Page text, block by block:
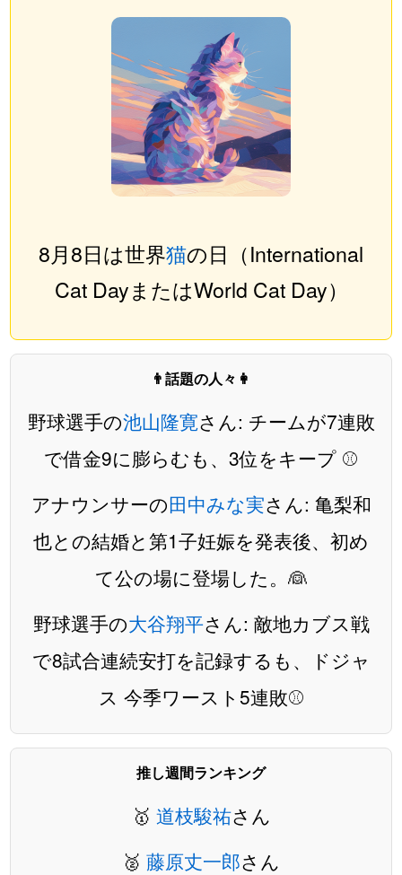
8月8日は世界猫の日（International
Cat DayまたはWorld Cat Day）
👨話題の人々👩
野球選手の池山隆寛さん: チームが7連敗
で借金9に膨らむも、3位をキープ ⚾️
アナウンサーの田中みな実さん: 亀梨和
也との結婚と第1子妊娠を発表後、初め
て公の場に登場した。👰
野球選手の大谷翔平さん: 敵地カブス戦
で8試合連続安打を記録するも、ドジャ
ス 今季ワースト5連敗⚾️
推し週間ランキング
🥇 道枝駿祐さん
🥈 藤原丈一郎さん